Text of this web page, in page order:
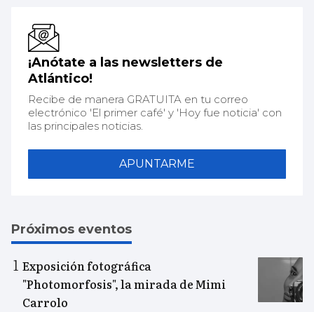
¡Anótate a las newsletters de
Atlántico!
Recibe de manera GRATUITA en tu correo
electrónico 'El primer café' y 'Hoy fue noticia' con
las principales noticias.
APUNTARME
Próximos eventos
Exposición fotográfica
"Photomorfosis", la mirada de Mimi
Carrolo